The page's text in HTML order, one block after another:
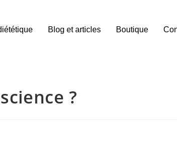
Blog et articles Boutique
?